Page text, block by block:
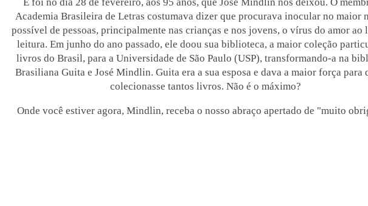
Academia Brasileira de Letras costumava dizer que procurava inocular no maior
possível de pessoas, principalmente nas crianças e nos jovens, o vírus do amor ao
leitura. Em junho do ano passado, ele doou sua biblioteca, a maior coleção
livros do Brasil, para a Universidade de São Paulo (USP), transformando-a na
Brasiliana Guita e José Mindlin. Guita era a sua esposa e dava a maior força para
colecionasse tantos livros. Não é o máximo?
Onde você estiver agora, Mindlin, receba o nosso abraço apertado de "muito